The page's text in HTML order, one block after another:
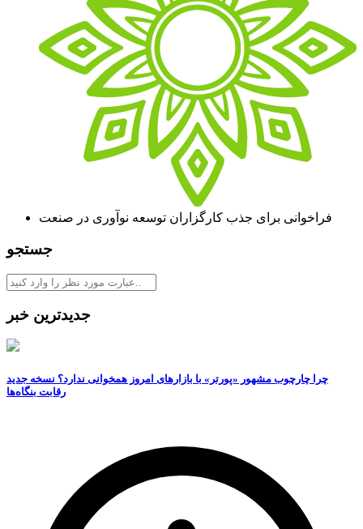
فراخوانی برای جذب کارگزاران توسعه نوآوری در صنعت
جستجو
جدیدترین خبر
چرا چارچوب مشهور «پورتر» با بازارهای امروز همخوانی ندارد؟ نسخه جدید
رقابت‌ بنگاه‌ها